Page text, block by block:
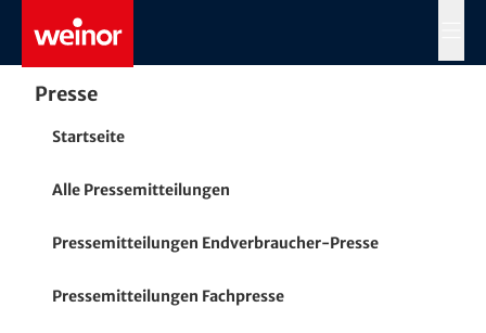
Skip to main content
Presse
Startseite
Alle Pressemitteilungen
Pressemitteilungen Endverbraucher-Presse
Pressemitteilungen Fachpresse